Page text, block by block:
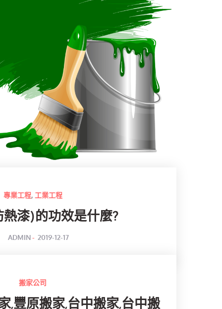
專業工程, 工業工程
漆)的功效是什麼?
ADMIN
POSTED
2019-12-17
搬家公司
,豐原搬家,台中搬家,台中搬